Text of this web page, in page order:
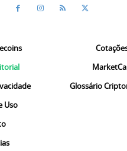
Uso
Glossário